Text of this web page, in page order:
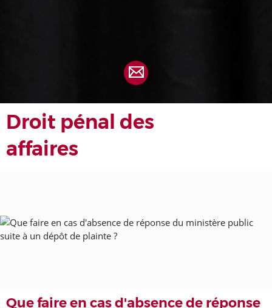
Droit pénal des
affaires
Que faire en cas d'absence de réponse